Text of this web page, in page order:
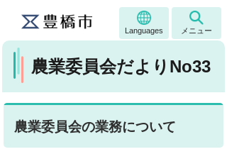
Languages メニュー
農業委員会だよりNo33
農業委員会の業務について